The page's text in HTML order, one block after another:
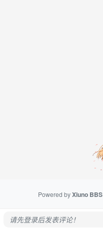
Powered byXiuno BBS
请先登录后发表评论！